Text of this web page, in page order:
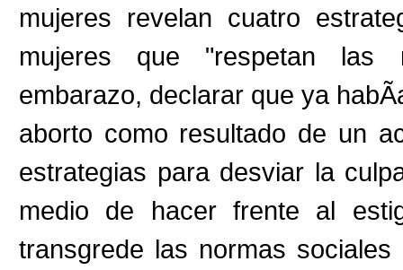
mujeres revelan cuatro
mujeres que "respetan las
embarazo, declarar que ya
aborto como resultado de un
estrategias para desviar la
medio de hacer frente al
transgrede las normas